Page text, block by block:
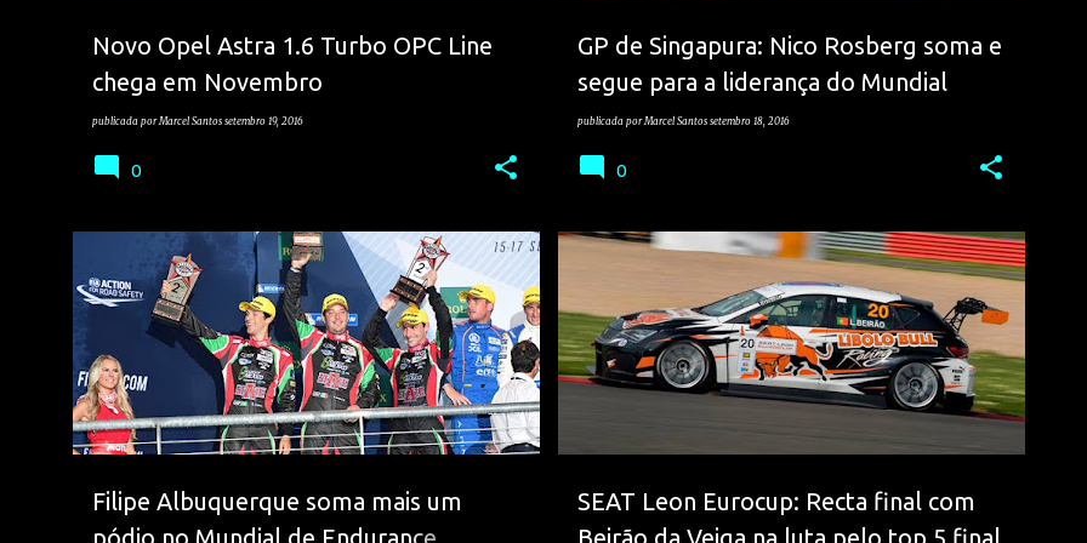
Novo Opel Astra 1.6 Turbo OPC Line
chega em Novembro
publicada porMarcel Santos setembro 19, 2016
0
GP de Singapura: Nico Rosberg soma e
segue para a liderança do Mundial
publicada porMarcel Santos setembro 18, 2016
0
Filipe Albuquerque soma mais um
FILIPE ALBUQUERQUE RESISTÊNCIA
SEAT Leon Eurocup: Recta final com